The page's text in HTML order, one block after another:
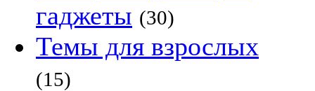
гаджеты (30)
Темы для взрослых
(15)